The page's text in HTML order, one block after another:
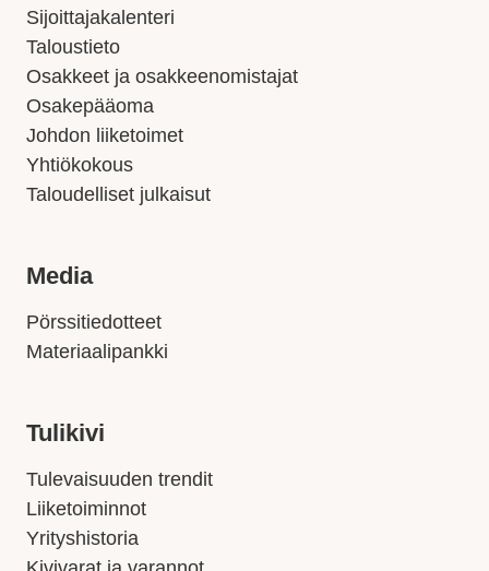
Sijoittajakalenteri
Taloustieto
Osakkeet ja osakkeenomistajat
Osakepääoma
Johdon liiketoimet
Yhtiökokous
Taloudelliset julkaisut
Media
Pörssitiedotteet
Materiaalipankki
Tulikivi
Tulevaisuuden trendit
Liiketoiminnot
Yrityshistoria